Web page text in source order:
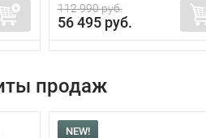
112 990 руб.
56 495 руб.
продаж
NEW!